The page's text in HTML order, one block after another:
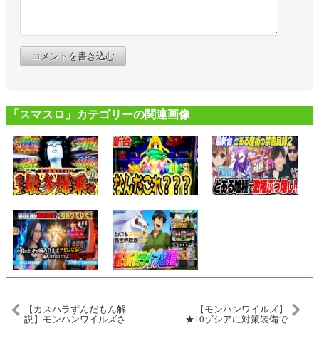
コメントを書き込む
「スマスロ」カテゴリーの関連画像
【カスハラずんだもん解
説】モンハンワイルズさ
【モンハンワイルズ】
★10ゾシアに対策装備で